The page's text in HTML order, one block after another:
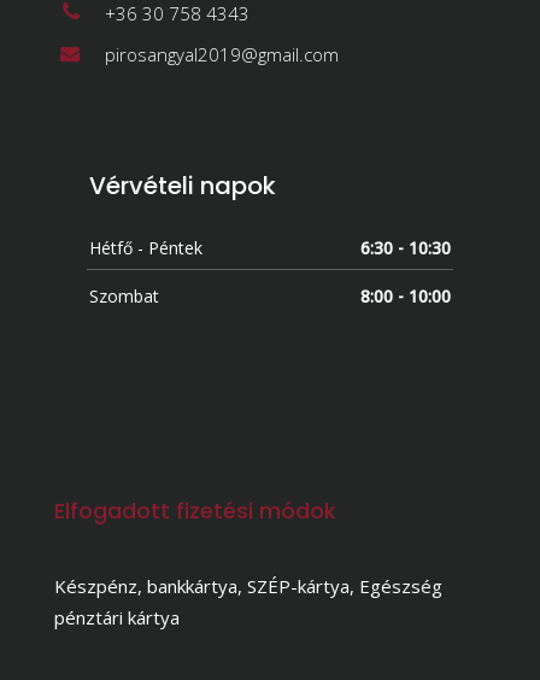
+36 30 758 4343
pirosangyal2019@gmail.com
Vérvételi napok
Hétfő - Péntek 6:30 - 10:30
Szombat 8:00 - 10:00
Elfogadott fizetési módok
Készpénz, bankkártya, SZÉP-kártya, Egészség
pénztári kártya